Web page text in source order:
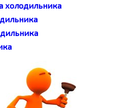
холодильника